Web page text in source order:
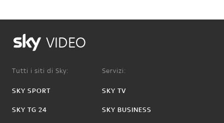
VIDEO
Tutti i siti di Sky:
SKY SPORT
SKY TG 24
Servizi:
SKY TV
SKY BUSINESS